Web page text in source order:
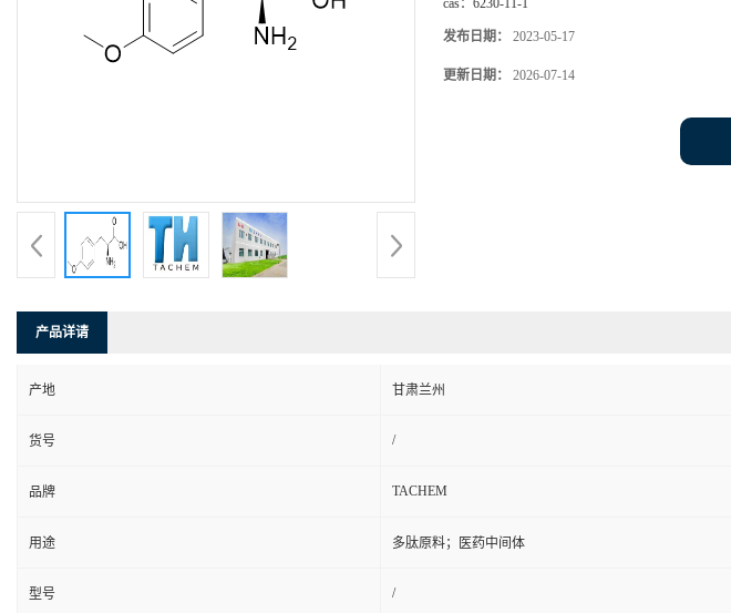
cas： 6230-11-1
发布日期： 2023-05-17
更新日期： 2026-07-14
产品详请
产地 甘肃兰州
货号 /
品牌 TACHEM
用途 多肽原料；医药中间体
型号 /